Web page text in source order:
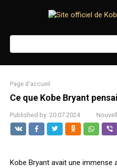
Search:
Page d'accueil
Ce que Kobe Bryant
Published by: 20.07.2024
Kobe Bryant avait une immense